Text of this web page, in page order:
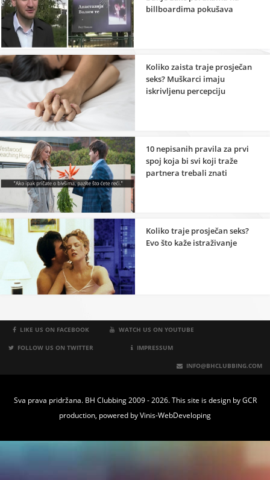
billboardima pokušava
Koliko zaista traje prosječan
seks? Muškarci imaju
iskrivljenu percepciju
10 nepisanih pravila za prvi
spoj koja bi svi koji traže
partnera trebali znati
Koliko traje prosječan seks?
Evo što kaže istraživanje
LIKE US ON FACEBOOK WATCH US ON YOUTUBE
FOLLOW US ON TWITTER IMPRESSUM
INFO@BHCLUBBING.COM
Sva prava pridržana. BH Clubbing 2009 - 2026. This site is design byGCR
production, powered byVinis-WebDeveloping